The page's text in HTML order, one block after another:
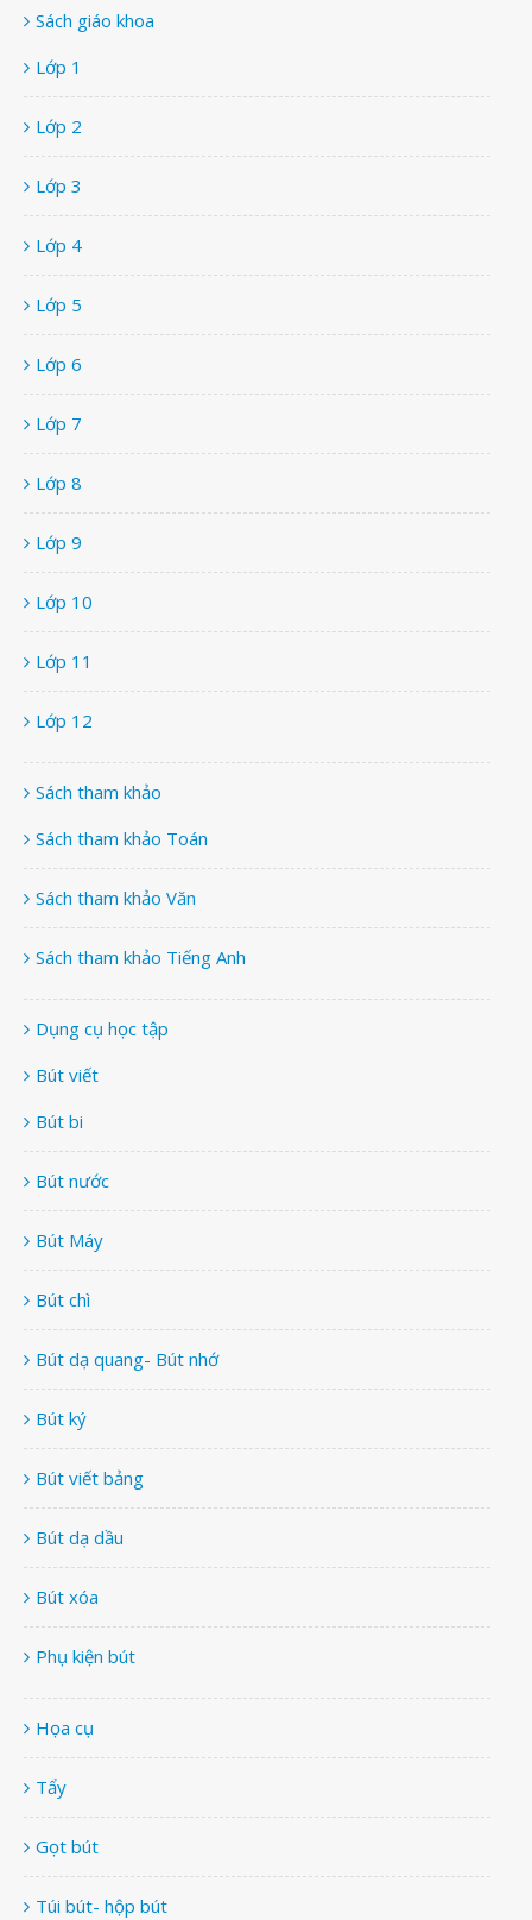
Sách giáo khoa
Lớp 1
Lớp 2
Lớp 3
Lớp 4
Lớp 5
Lớp 6
Lớp 7
Lớp 8
Lớp 9
Lớp 10
Lớp 11
Lớp 12
Sách tham khảo
Sách tham khảo Toán
Sách tham khảo Văn
Sách tham khảo Tiếng Anh
Dụng cụ học tập
Bút viết
Bút bi
Bút nước
Bút Máy
Bút chì
Bút dạ quang- Bút nhớ
Bút ký
Bút viết bảng
Bút dạ dầu
Bút xóa
Phụ kiện bút
Họa cụ
Tẩy
Gọt bút
Túi bút- hộp bút